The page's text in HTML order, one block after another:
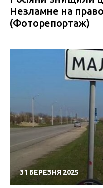
Незламне на
(Фоторепортаж)
31 БЕРЕЗНЯ 2025